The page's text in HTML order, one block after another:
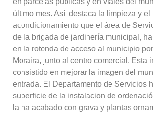
último mes. Así, destaca la limpieza y el
acondicionamiento que el área de
de la brigada de jardinería municipal,
en la rotonda de acceso al municipio
Moraira, junto al centro comercial. Esta
consistido en mejorar la imagen del
entrada. El Departamento de Servicios
superficie de la instalacion de
la ha acabado con grava y plantas